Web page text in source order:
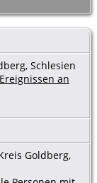
Schlesien
Goldberg,